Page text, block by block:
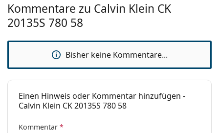
Marke:
Calvin Klein
Verwendung:
Mode
Code:
CK20135S 780 58
Kommentare zu Calvin Klein CK
20135S 780 58
Bisher keine Kommentare...
Einen Hinweis oder Kommentar hinzufügen -
Calvin Klein CK 20135S 780 58
Kommentar *